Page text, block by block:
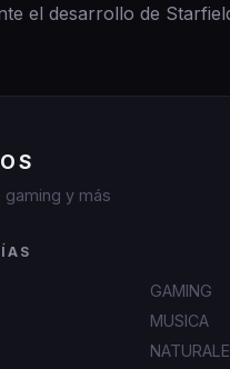
el desarrollo de
gaming y más
GAMING
MUSICA